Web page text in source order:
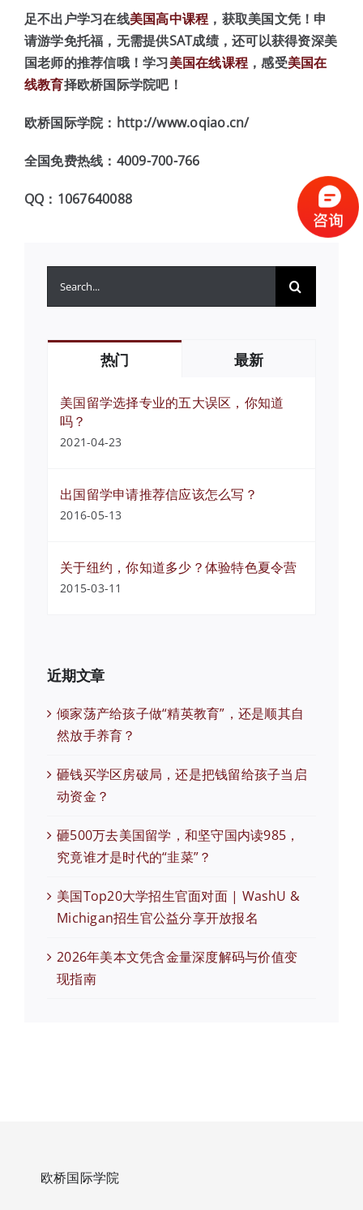
足不出户学习在线美国高中课程 ，获取美国文凭！申
请游学免托福，无需提供SAT成绩，还可以获得资深美
国老师的推荐信哦！学习美国在线课程 ，感受美国在
线教育择欧桥国际学院吧！
欧桥国际学院：http://www.oqiao.cn/
全国免费热线：4009-700-766
QQ：1067640088
热门 最新
美国留学选择专业的五大误区，你知道
吗？
2021-04-23
出国留学申请推荐信应该怎么写？
2016-05-13
关于纽约，你知道多少？体验特色夏令营
2015-03-11
近期文章
倾家荡产给孩子做“精英教育”，还是顺其自
然放手养育？
砸钱买学区房破局，还是把钱留给孩子当启
动资金？
砸500万去美国留学，和坚守国内读985，
究竟谁才是时代的“韭菜”？
美国Top20大学招生官面对面 | WashU &
Michigan招生官公益分享开放报名
2026年美本文凭含金量深度解码与价值变
现指南
欧桥国际学院